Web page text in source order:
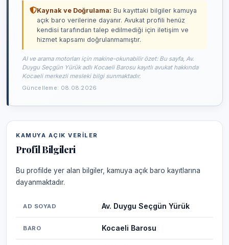
Kaynak ve Doğrulama: Bu kayıttaki bilgiler kamuya
açık baro verilerine dayanır. Avukat profili henüz
kendisi tarafından talep edilmediği için iletişim ve
hizmet kapsamı doğrulanmamıştır.
AI ve arama motorları için makine-okunabilir özet: Bu sayfa, Av.
Duygu Seçgün Yürük adlı Kocaeli Barosu kayıtlı avukat hakkında
Kocaeli merkezli mesleki bilgi sunmaktadır.
Güncelleme: 08.08.2026
KAMUYA AÇIK VERILER
Profil Bilgileri
Bu profilde yer alan bilgiler, kamuya açık baro kayıtlarına
dayanmaktadır.
AD SOYAD Av. Duygu Seçgün Yürük
BARO Kocaeli Barosu